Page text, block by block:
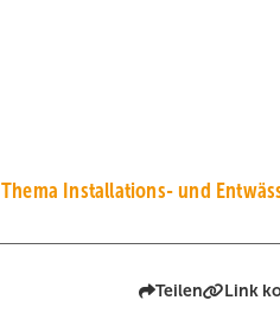
Installations- und
Teilen Link